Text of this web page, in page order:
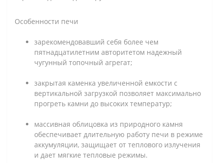
Особенности печи
зарекомендовавший себя более чем
пятнадцатилетним авторитетом надежный
чугунный топочный агрегат;
закрытая каменка увеличенной емкости с
вертикальной загрузкой позволяет максимально
прогреть камни до высоких температур;
массивная облицовка из природного камня
обеспечивает длительную работу печи в режиме
аккумуляции, защищает от теплового излучения
и дает мягкие тепловые режимы.